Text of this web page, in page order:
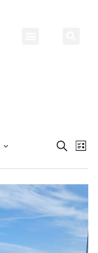
and
Search
List